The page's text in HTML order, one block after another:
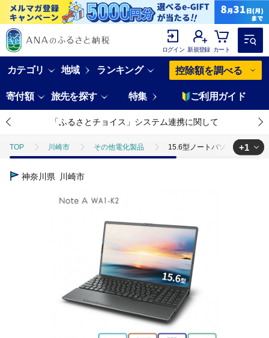
ログイン 新規登録 カート
カテゴリ 地域 ランキング 控除額を調べる
寄付額 旅先を探す 特集 ご利用ガイド
「ふるさとチョイス」システム連携に関して
TOP 川崎市 その他電化製品 15.6型ノートパソコン FMV
TOP
+1
神奈川県 川崎市